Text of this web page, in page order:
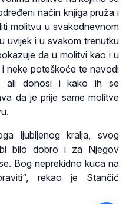
način knjiga pruža i
molitvu u svakodnevnom
uvijek i u svakom trenutku
da u molitvi kao i u
neke poteškoće te navodi
ali donosi i kako ih se
da je prije same molitve
ljubljenog kralja, svog
bilo dobro i za Njegov
Bog neprekidno kuca na
rekao je Stančić